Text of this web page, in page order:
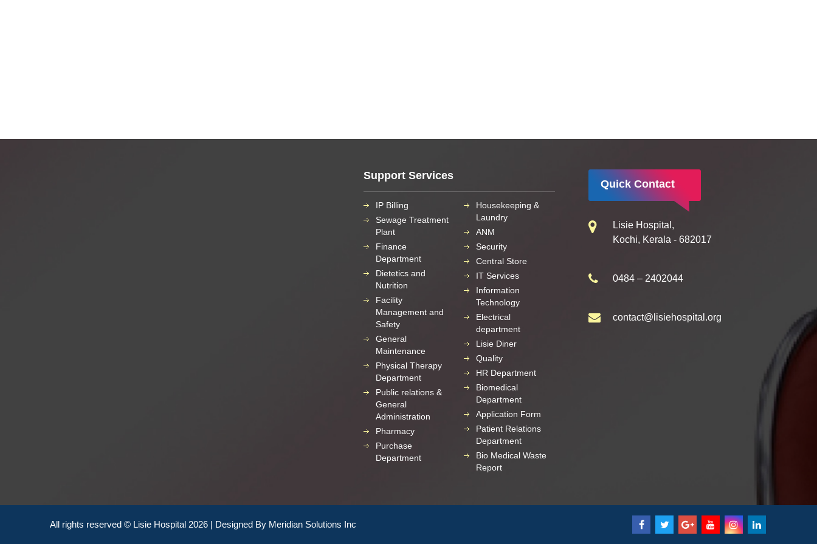
Support Services
IP Billing
Sewage Treatment
Plant
Finance
Department
Dietetics and
Nutrition
Facility
Management and
Safety
General
Maintenance
Physical Therapy
Department
Public relations &
General
Administration
Pharmacy
Purchase
Department
Housekeeping &
Laundry
ANM
Security
Central Store
IT Services
Information
Technology
Electrical
department
Lisie Diner
Quality
HR Department
Biomedical
Department
Application Form
Patient Relations
Department
Bio Medical Waste
Report
Quick Contact
Lisie Hospital,
Kochi, Kerala - 682017
0484 – 2402044
contact@lisiehospital.org
All rights reserved © Lisie Hospital 2026 | Designed By Meridian Solutions Inc